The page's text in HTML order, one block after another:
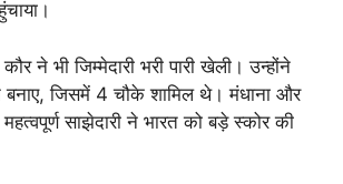
ने भी जिम्मेदारी भरी पारी खेली। उन्होंने
जिसमें 4 चौके शामिल थे। मंधाना और
साझेदारी ने भारत को बड़े स्कोर की